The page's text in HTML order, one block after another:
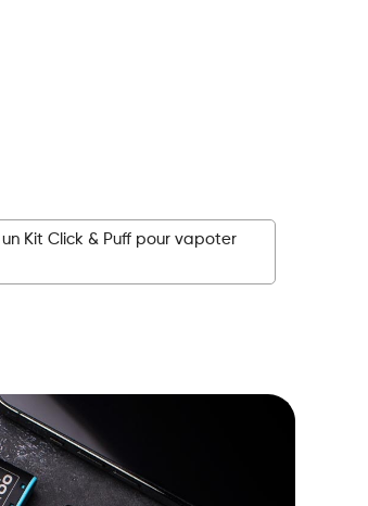
Kit Click & Puff pour vapoter